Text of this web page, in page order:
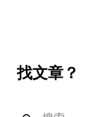
找文章？